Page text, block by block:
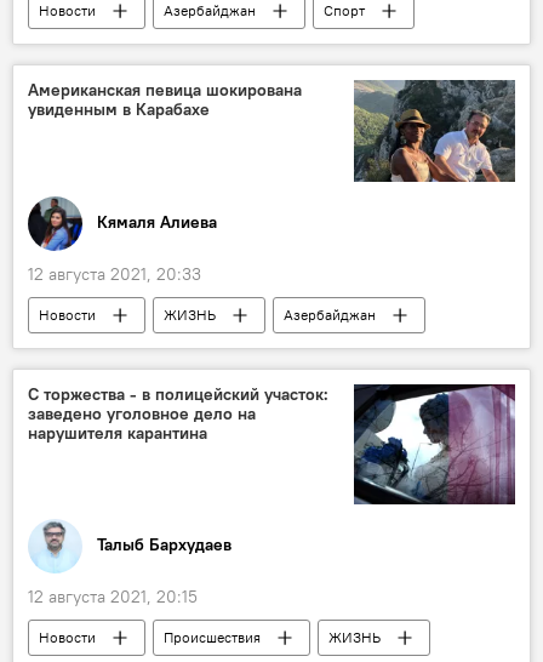
Новости Азербайджан
Спорт
ЖИЗНЬ
Новости мира
Болельщики
Чемпионат Европы по футболу
Американская певица шокирована
увиденным в Карабахе
Кямаля Алиева
12 августа 2021, 20:33
Новости ЖИЗНЬ
Азербайджан
Новости мира
Карабах
певица
С торжества - в полицейский участок:
заведено уголовное дело на
нарушителя карантина
Талыб Бархудаев
12 августа 2021, 20:15
Новости Происшествия
ЖИЗНЬ